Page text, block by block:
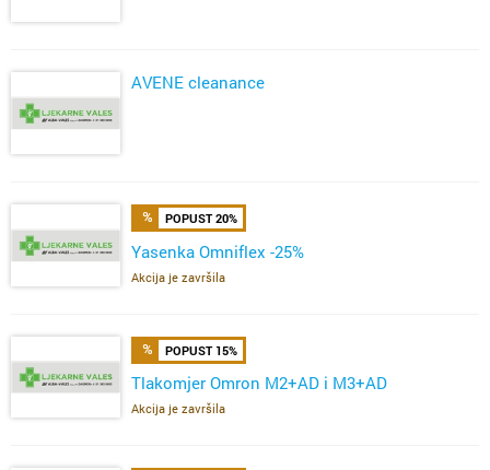
AVENE cleanance
POPUST 20%
Yasenka Omniflex -25%
Akcija je završila
POPUST 15%
Tlakomjer Omron M2+AD i M3+AD
Akcija je završila